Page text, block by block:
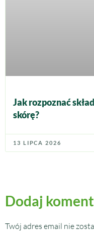
Jak rozpoznać
skórę?
13 LIPCA 2026
Dodaj
Twój adres email nie